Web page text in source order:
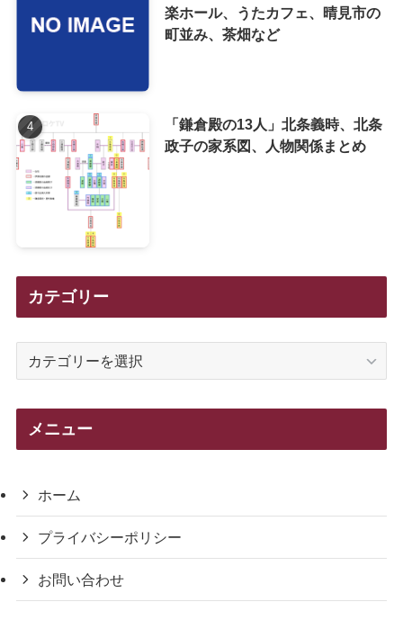
楽ホール、うたカフェ、晴見市の
町並み、茶畑など
「鎌倉殿の13人」北条義時、北条
政子の家系図、人物関係まとめ
カテゴリー
メニュー
ホーム
プライバシーポリシー
お問い合わせ